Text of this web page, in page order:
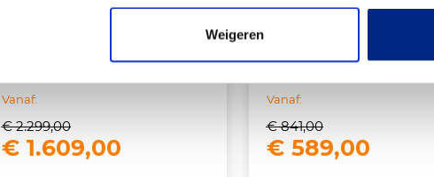
Weigeren
Dorema Ibiza XL270
Vanaf:
€2.299,00
Oorspronkelijke
€ 1.609,00Huidige
Dorema uitbouw
Luxe voor
250
Vanaf:
€841,00
€ 589,00